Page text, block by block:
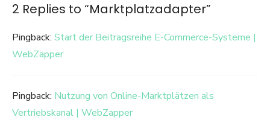
2 Replies to “Marktplatzadapter”
Pingback: Start der Beitragsreihe E-Commerce-Systeme |
WebZapper
Pingback: Nutzung von Online-Marktplätzen als
Vertriebskanal | WebZapper